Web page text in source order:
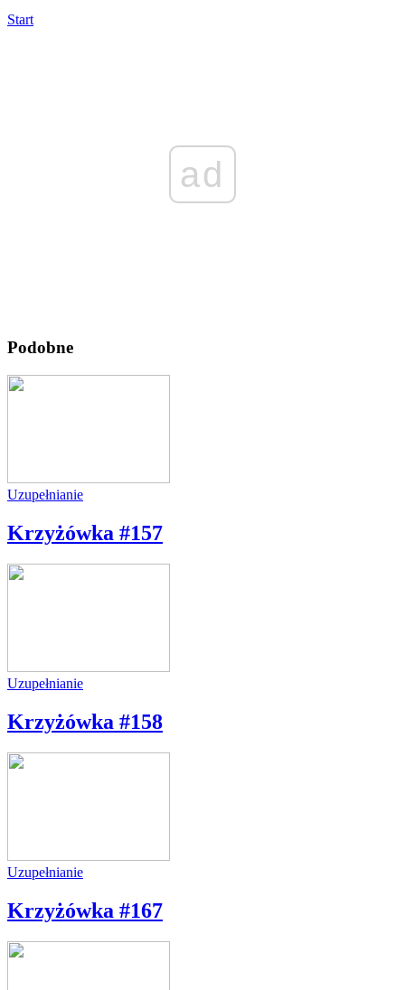
Start
ad
Podobne
Uzupełnianie
Krzyżówka #157
Uzupełnianie
Krzyżówka #158
Uzupełnianie
Krzyżówka #167